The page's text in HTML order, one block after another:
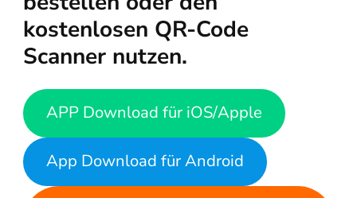
kostenlosen QR-Code
Scanner nutzen.
APP Download für iOS/Apple
App Download für Android